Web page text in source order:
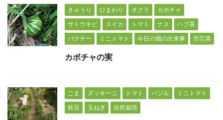
きゅうり ひまわり オクラ
カボチャ
サトウキビ
スイカ トマト ナス
ハブ茶
パクチー
ミニトマト 今日の畑の出来事 空芯菜
カボチャの実
ごま ズッキーニ トマト バジル
ミニトマト
枝豆
玉ねぎ 自然栽培